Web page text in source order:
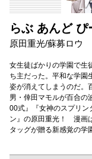
らぶ あんど ぴ
原田重光/蘇募ロウ
女生徒ばかりの学園で生
ち主だった。平和な学園
姿が消えてしまうのだ。
男・倖田マモルが百合
00式』『女神のスプリン
ン』の原田重光！ 漫画
タッグが贈る新感覚の学